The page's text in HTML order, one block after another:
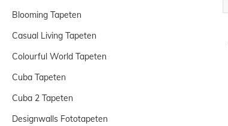
Blooming Tapeten
Cuba Tapeten
Designwalls Fototapeten
Colourful World Tapeten
Casual Living Tapeten
Cuba 2 Tapeten